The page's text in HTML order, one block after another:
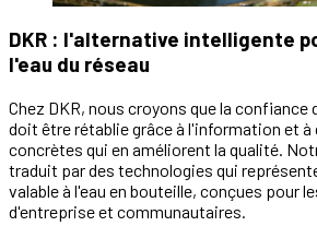
DKR : l'alternative intelligente
l'eau du réseau
Chez DKR, nous croyons que la confiance
doit être rétablie grâce à l'information et à
concrètes qui en améliorent la qualité.
traduit par des technologies qui
valable à l'eau en bouteille, conçues pour
d'entreprise et communautaires.